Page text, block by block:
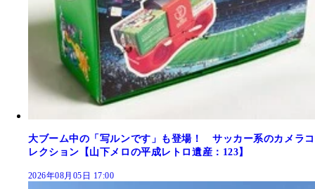
大ブーム中の「写ルンです」も登場！ サッカー系のカメラコ
レクション【山下メロの平成レトロ遺産：123】
2026年08月05日 17:00